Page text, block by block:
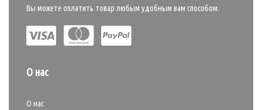
Вы можете оплатить товар любым удобным вам способом.
О нас
О нас